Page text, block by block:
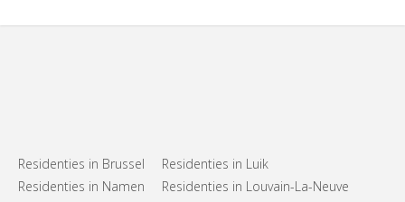
Residenties in Brussel
Residenties in Luik
Residenties in Namen
Residenties in Louvain-La-Neuve